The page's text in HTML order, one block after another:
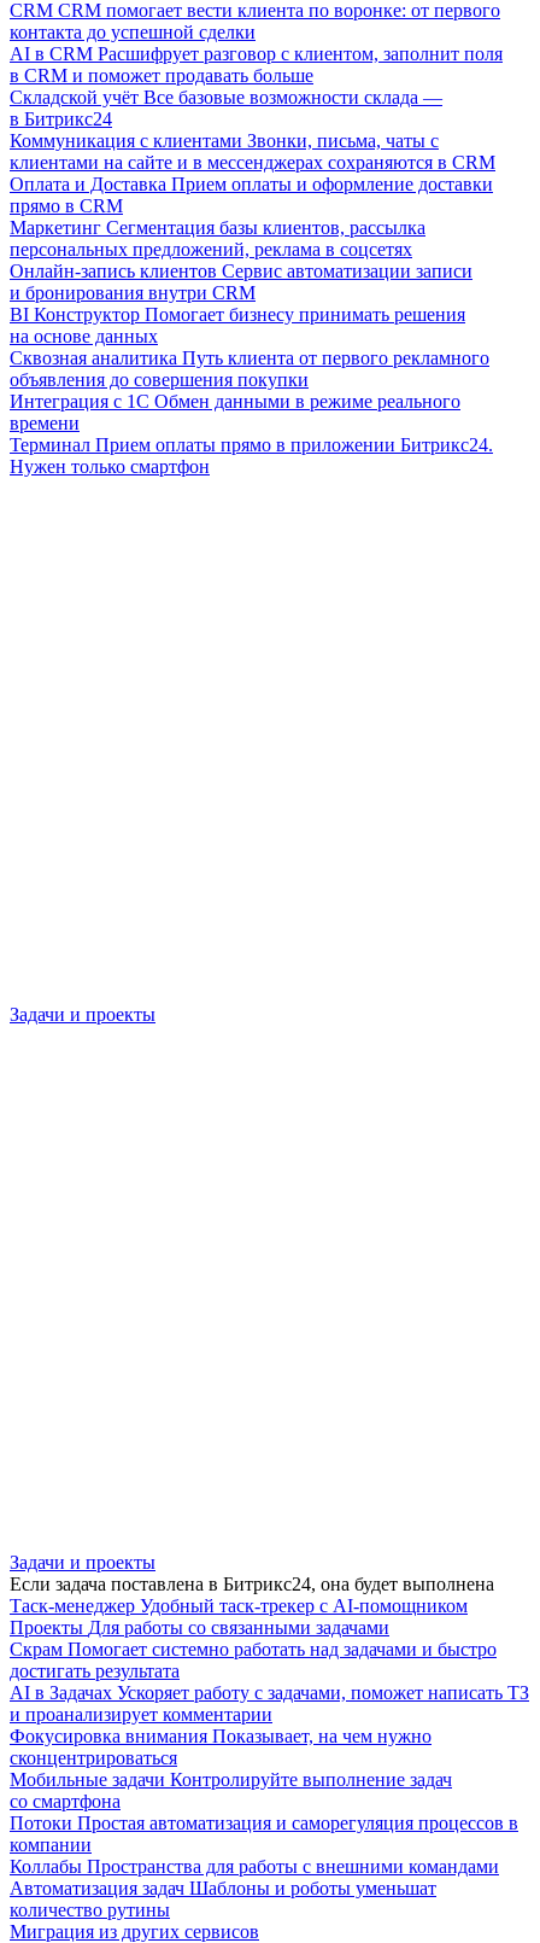
CRM CRM помогает вести клиента по воронке: от первого
контакта до успешной сделки
AI в CRM Расшифрует разговор с клиентом, заполнит поля
в CRM и поможет продавать больше
Складской учёт Все базовые возможности склада —
в Битрикс24
Коммуникация с клиентами Звонки, письма, чаты с
клиентами на сайте и в мессенджерах сохраняются в CRM
Оплата и Доставка Прием оплаты и оформление доставки
прямо в CRM
Маркетинг Сегментация базы клиентов, рассылка
персональных предложений, реклама в соцсетях
Онлайн-запись клиентов Сервис автоматизации записи
и бронирования внутри CRM
BI Конструктор Помогает бизнесу принимать решения
на основе данных
Сквозная аналитика Путь клиента от первого рекламного
объявления до совершения покупки
Интеграция с 1С Обмен данными в режиме реального
времени
Терминал Прием оплаты прямо в приложении Битрикс24.
Нужен только смартфон
Задачи и проекты
Задачи и проекты
Если задача поставлена в Битрикс24, она будет выполнена
Таск-менеджер Удобный таск-трекер с AI-помощником
Проекты Для работы со связанными задачами
Скрам Помогает системно работать над задачами и быстро
достигать результата
AI в Задачах Ускоряет работу с задачами, поможет написать ТЗ
и проанализирует комментарии
Фокусировка внимания Показывает, на чем нужно
сконцентрироваться
Мобильные задачи Контролируйте выполнение задач
со смартфона
Потоки Простая автоматизация и саморегуляция процессов в
компании
Коллабы Пространства для работы с внешними командами
Автоматизация задач Шаблоны и роботы уменьшат
количество рутины
Миграция из других сервисов